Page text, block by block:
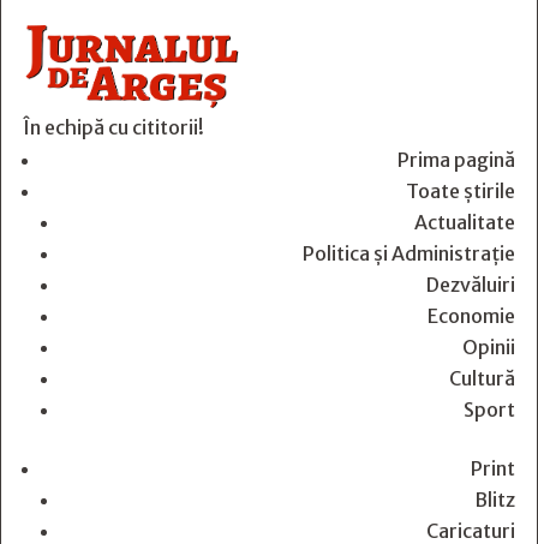
În echipă cu cititorii!
Prima pagină
Toate știrile
Actualitate
Politica și Administrație
Dezvăluiri
Economie
Opinii
Cultură
Sport
Print
Blitz
Caricaturi